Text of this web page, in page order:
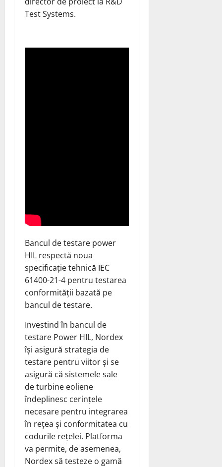
Test Systems.
Bancul de testare power
HIL respectă noua
specificație tehnică IEC
61400-21-4 pentru testarea
conformității bazată pe
bancul de testare.
Investind în bancul de
testare Power HIL, Nordex
își asigură strategia de
testare pentru viitor și se
asigură că sistemele sale
de turbine eoliene
îndeplinesc cerințele
necesare pentru integrarea
în rețea și conformitatea cu
codurile rețelei. Platforma
va permite, de asemenea,
Nordex să testeze o gamă